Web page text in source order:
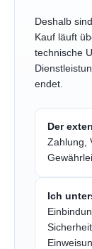
Deshalb
Kauf läuft
technische
endet.
Der
Zahlung,
Ich